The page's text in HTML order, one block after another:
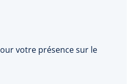
votre présence sur le